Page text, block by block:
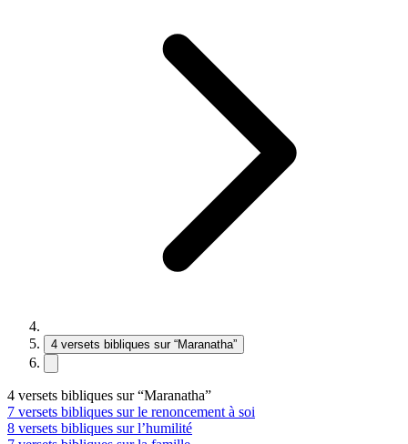
4 versets bibliques sur “Maranatha”
4 versets bibliques sur “Maranatha”
7 versets bibliques sur le renoncement à soi
8 versets bibliques sur l’humilité